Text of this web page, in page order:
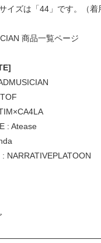
イズは「44」です。（着
商品一覧ページ
: Atease
NARRATIVEPLATOON